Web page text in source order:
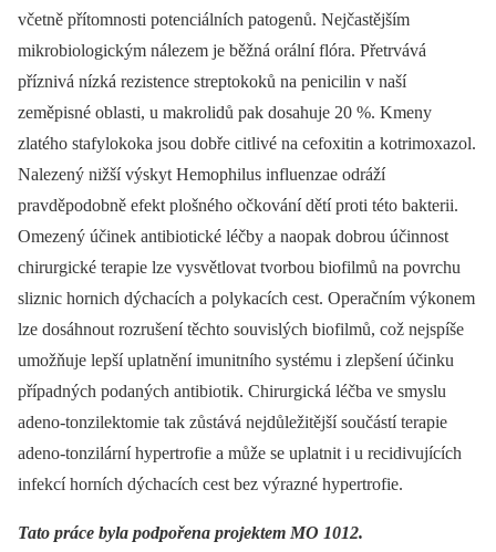
včetně přítomnosti potenciálních patogenů. Nejčastějším
mikrobiologickým nálezem je běžná orální flóra. Přetrvává
příznivá nízká rezistence streptokoků na penicilin v naší
zeměpisné oblasti, u makrolidů pak dosahuje 20 %. Kmeny
zlatého stafylokoka jsou dobře citlivé na cefoxitin a kotrimoxazol.
Nalezený nižší výskyt Hemophilus influenzae odráží
pravděpodobně efekt plošného očkování dětí proti této bakterii.
Omezený účinek antibiotické léčby a naopak dobrou účinnost
chirurgické terapie lze vysvětlovat tvorbou biofilmů na povrchu
sliznic hornich dýchacích a polykacích cest. Operačním výkonem
lze dosáhnout rozrušení těchto souvislých biofilmů, což nejspíše
umožňuje lepší uplatnění imunitního systému i zlepšení účinku
případných podaných antibiotik. Chirurgická léčba ve smyslu
adeno-tonzilektomie tak zůstává nejdůležitější součástí terapie
adeno-tonzilární hypertrofie a může se uplatnit i u recidivujících
infekcí horních dýchacích cest bez výrazné hypertrofie.
Tato práce byla podpořena projektem MO 1012.